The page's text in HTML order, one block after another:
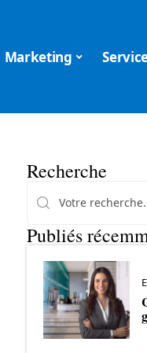
Marketing
Recherche
Publiés